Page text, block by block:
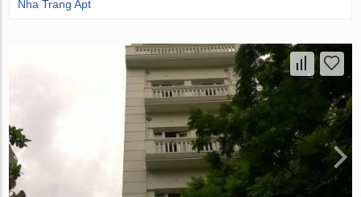
Nha Trang Apt